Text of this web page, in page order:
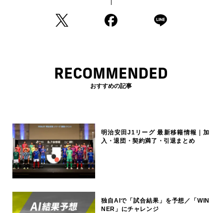
RECOMMENDED
おすすめの記事
明治安田J1リーグ 最新移籍情報｜加
入・退団・契約満了・引退まとめ
独自AIで「試合結果」を予想／「WIN
NER」にチャレンジ